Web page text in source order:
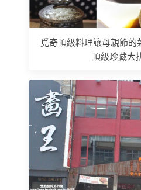
覓奇頂級料理讓母親節的
頂級珍藏大